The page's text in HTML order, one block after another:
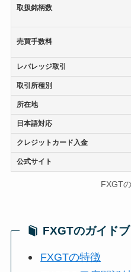
取扱銘柄数
売買手数料
レバレッジ取引
取引所種別
所在地
日本語対応
クレジットカード入金
公式サイト
FXGT
FXGTのガイド
FXGTの特徴